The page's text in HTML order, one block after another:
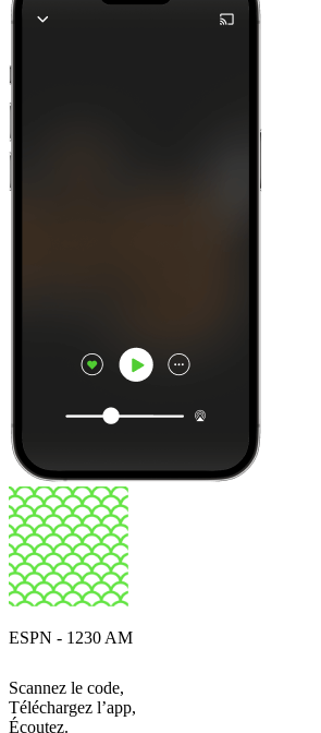
ESPN - 1230 AM
Scannez le code,
Téléchargez l’app,
Écoutez.